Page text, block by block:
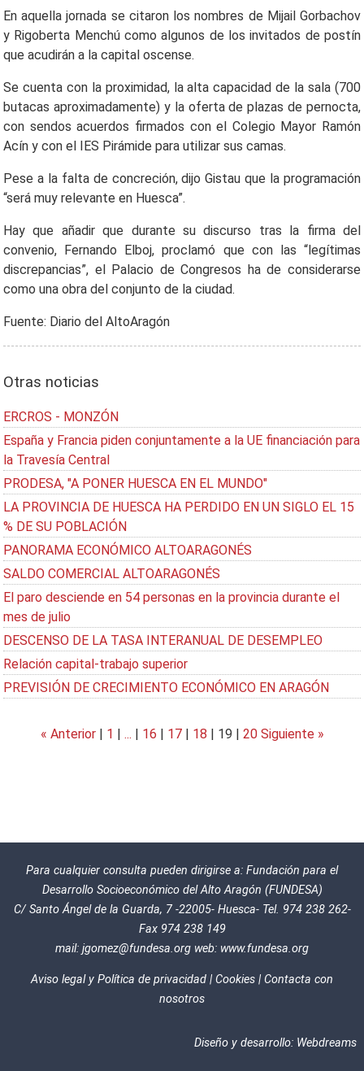
En aquella jornada se citaron los nombres de Mijail Gorbachov
y Rigoberta Menchú como algunos de los invitados de postín
que acudirán a la capital oscense.
Se cuenta con la proximidad, la alta capacidad de la sala (700
butacas aproximadamente) y la oferta de plazas de pernocta,
con sendos acuerdos firmados con el Colegio Mayor Ramón
Acín y con el IES Pirámide para utilizar sus camas.
Pese a la falta de concreción, dijo Gistau que la programación
“será muy relevante en Huesca”.
Hay que añadir que durante su discurso tras la firma del
convenio, Fernando Elboj, proclamó que con las “legítimas
discrepancias”, el Palacio de Congresos ha de considerarse
como una obra del conjunto de la ciudad.
Fuente: Diario del AltoAragón
Otras noticias
ERCROS - MONZÓN
España y Francia piden conjuntamente a la UE financiación para
la Travesía Central
PRODESA, "A PONER HUESCA EN EL MUNDO"
LA PROVINCIA DE HUESCA HA PERDIDO EN UN SIGLO EL 15
% DE SU POBLACIÓN
PANORAMA ECONÓMICO ALTOARAGONÉS
SALDO COMERCIAL ALTOARAGONÉS
El paro desciende en 54 personas en la provincia durante el
mes de julio
DESCENSO DE LA TASA INTERANUAL DE DESEMPLEO
Relación capital-trabajo superior
PREVISIÓN DE CRECIMIENTO ECONÓMICO EN ARAGÓN
« Anterior| 1 | ... | 16 | 17| 18 | 19 | 20Siguiente »
Para cualquier consulta pueden dirigirse a: Fundación para el
Desarrollo Socioeconómico del Alto Aragón (FUNDESA)
C/ Santo Ángel de la Guarda, 7 -22005- Huesca- Tel. 974 238 262-
Fax 974 238 149
mail: jgomez@fundesa.org web: www.fundesa.org
Aviso legal y Política de privacidad | Cookies | Contacta con
nosotros
Diseño y desarrollo: Webdreams